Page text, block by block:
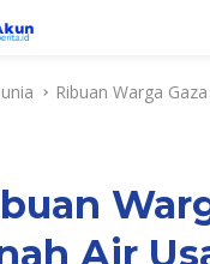
Ribuan Warga
Air